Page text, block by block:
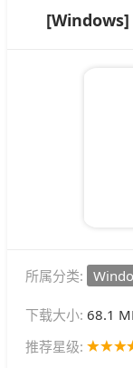
[Windows]
所属分类:
下载大小: 68.1
推荐星级: